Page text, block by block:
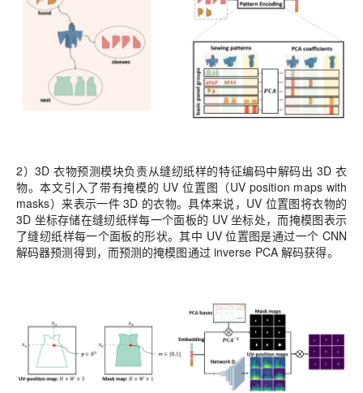
2）3D 衣物预测模块负责从缝纫纸样的特征编码中解码出 3D 衣
物。本文引入了带有掩模的 UV 位置图（UV position maps with
masks）来表示一件 3D 的衣物。具体来说，UV 位置图将衣物的
3D 坐标存储在缝纫纸样每一个面板的 UV 坐标处，而掩模图表示
了缝纫纸样每一个面板的形状。其中 UV 位置图是通过一个 CNN
解码器预测得到，而预测的掩模图通过 inverse PCA 解码获得。